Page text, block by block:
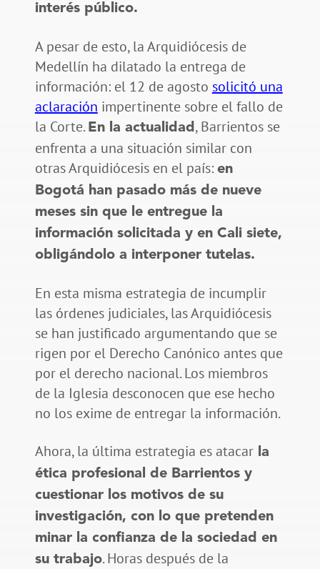
interés público.
A pesar de esto, la Arquidiócesis de
Medellín ha dilatado la entrega de
información: el 12 de agosto solicitó una
aclaración impertinente sobre el fallo de
la Corte. En la actualidad , Barrientos se
enfrenta a una situación similar con
otras Arquidiócesis en el país: en
Bogotá han pasado más de nueve
meses sin que le entregue la
información solicitada y en Cali siete,
obligándolo a interponer tutelas.
En esta misma estrategia de incumplir
las órdenes judiciales, las Arquidiócesis
se han justificado argumentando que se
rigen por el Derecho Canónico antes que
por el derecho nacional. Los miembros
de la Iglesia desconocen que ese hecho
no los exime de entregar la información.
Ahora, la última estrategia es atacarla
ética profesional de Barrientos y
cuestionar los motivos de su
investigación, con lo que pretenden
minar la confianza de la sociedad en
su trabajo. Horas después de la